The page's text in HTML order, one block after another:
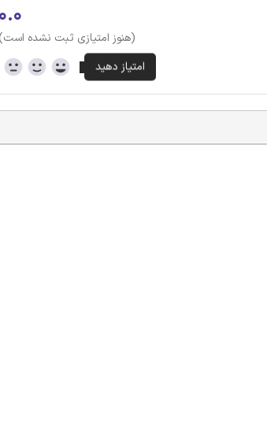
۰.۰
(هنوز امتیازی ثبت نشده